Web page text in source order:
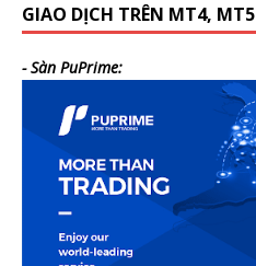
GIAO DỊCH TRÊN MT4, MT5
- Sàn PuPrime: